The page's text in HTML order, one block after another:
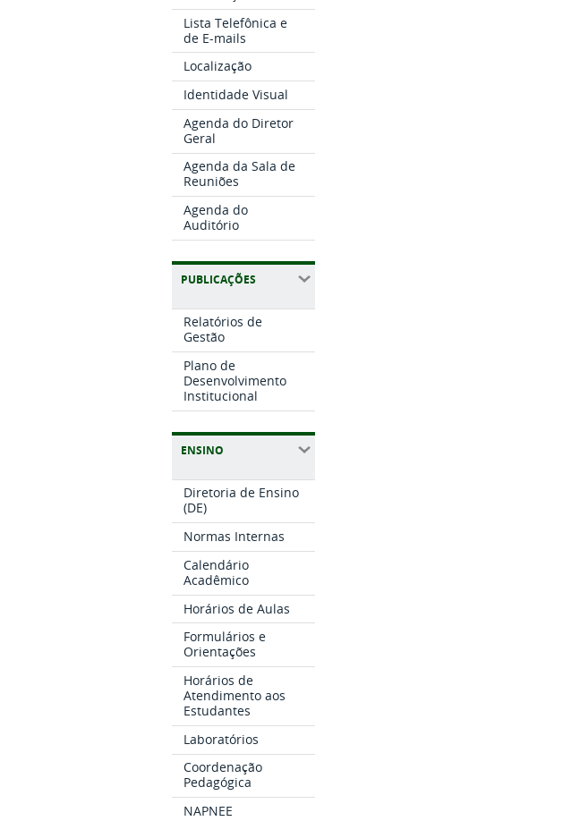
Lista Telefônica e
de E-mails
Localização
Identidade Visual
Agenda do Diretor
Geral
Agenda da Sala de
Reuniões
Agenda do
Auditório
PUBLICAÇÕES
Relatórios de
Gestão
Plano de
Desenvolvimento
Institucional
ENSINO
Diretoria de Ensino
(DE)
Normas Internas
Calendário
Acadêmico
Horários de Aulas
Formulários e
Orientações
Horários de
Atendimento aos
Estudantes
Laboratórios
Coordenação
Pedagógica
NAPNEE